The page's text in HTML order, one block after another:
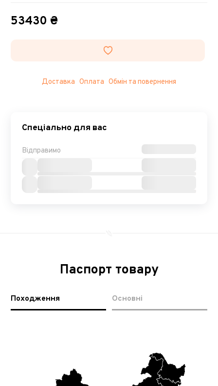
53430 ₴
Доставка Оплата Обмін та повернення
Спеціально для вас
Відправимо
Паспорт товару
Походження Основні